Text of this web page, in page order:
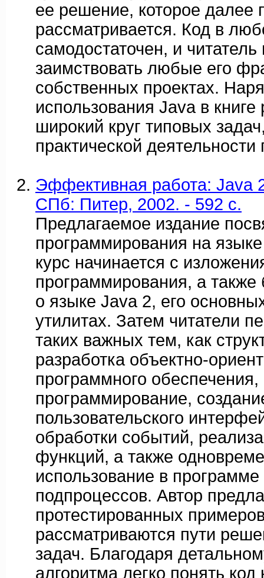
ее решение, которое далее
рассматривается. Код в
самодостаточен, и
заимствовать любые его
собственных проектах.
использования Java в книге
широкий круг типовых
практической
Эффективная работа: Java
СПб: Питер, 2002. - 592 с.
Предлагаемое издание
программирования на
курс начинается с
программирования, а также
о языке Java 2, его
утилитах. Затем читатели
таких важных тем, как
разработка объектно-
программного обеспечения,
программирование,
пользовательского
обработки событий,
функций, а также
использование в программе
подпроцессов. Автор
протестированных
рассматриваются пути
задач. Благодаря
алгоритма легко понять